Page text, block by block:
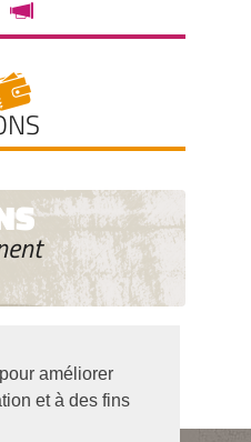
améliorer
et à des fins